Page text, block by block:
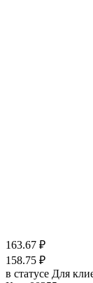
163.67 ₽
158.75 ₽
в статусе Для